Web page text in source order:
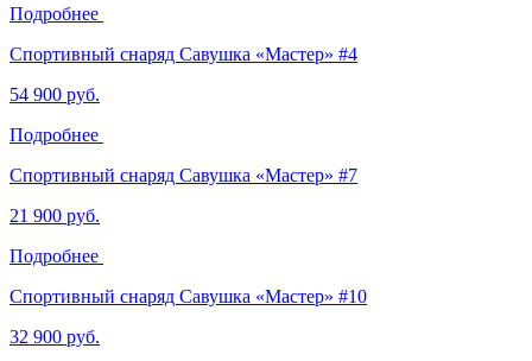
Подробнее
Спортивный снаряд Савушка «‎Мастер» #4
54 900 руб.
Подробнее
Спортивный снаряд Савушка «‎Мастер» #7
21 900 руб.
Подробнее
Спортивный снаряд Савушка «‎Мастер» #10
32 900 руб.